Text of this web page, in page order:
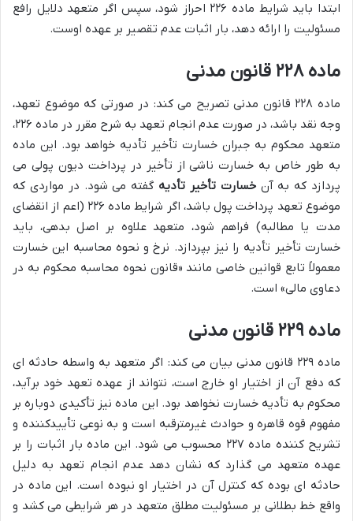
ابتدا باید شرایط ماده ۲۲۶ احراز شود، سپس اگر متعهد دلایل رافع
مسئولیت را ارائه دهد، بار اثبات عدم تقصیر بر عهده اوست.
ماده ۲۲۸ قانون مدنی
ماده ۲۲۸ قانون مدنی تصریح می کند: در صورتی که موضوع تعهد،
وجه نقد باشد، در صورت عدم انجام تعهد به شرح مقرر در ماده ۲۲۶،
متعهد محکوم به جبران خسارت تأخیر تأدیه خواهد بود. این ماده
به طور خاص به خسارت ناشی از تأخیر در پرداخت دیون پولی می
پردازد که به آنخسارت تأخیر تأدیه گفته می شود. در مواردی که
موضوع تعهد پرداخت پول باشد، اگر شرایط ماده ۲۲۶ (اعم از انقضای
مدت یا مطالبه) فراهم شود، متعهد علاوه بر اصل بدهی، باید
خسارت تأخیر تأدیه را نیز بپردازد. نرخ و نحوه محاسبه این خسارت
معمولاً تابع قوانین خاصی مانند «قانون نحوه محاسبه محکوم به در
دعاوی مالی» است.
ماده ۲۲۹ قانون مدنی
ماده ۲۲۹ قانون مدنی بیان می کند: اگر متعهد به واسطه حادثه ای
که دفع آن از اختیار او خارج است، نتواند از عهده تعهد خود برآید،
محکوم به تأدیه خسارت نخواهد بود. این ماده نیز تأکیدی دوباره بر
مفهوم قوه قاهره و حوادث غیرمترقبه است و به نوعی تأییدکننده و
تشریح کننده ماده ۲۲۷ محسوب می شود. این ماده بار اثبات را بر
عهده متعهد می گذارد که نشان دهد عدم انجام تعهد به دلیل
حادثه ای بوده که کنترل آن در اختیار او نبوده است. این ماده در
واقع خط بطلانی بر مسئولیت مطلق متعهد در هر شرایطی می کشد و